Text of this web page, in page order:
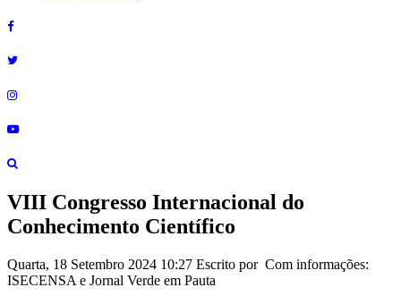
VIII Congresso Internacional do
Conhecimento Científico
Quarta, 18 Setembro 2024 10:27 Escrito por Com informações:
ISECENSA e Jornal Verde em Pauta